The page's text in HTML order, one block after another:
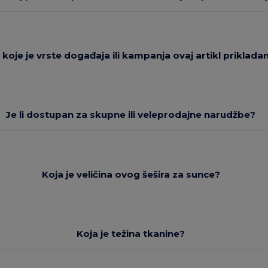
koje je vrste događaja ili kampanja ovaj artikl
Je li dostupan za skupne ili veleprodajne narudžbe?
Koja je veličina ovog šešira za sunce?
Koja je težina tkanine?